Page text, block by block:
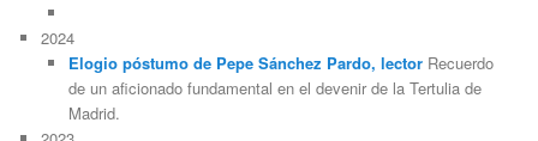
2024
Elogio póstumo de Pepe Sánchez Pardo, lectorRecuerdo
de un aficionado fundamental en el devenir de la Tertulia de
Madrid.